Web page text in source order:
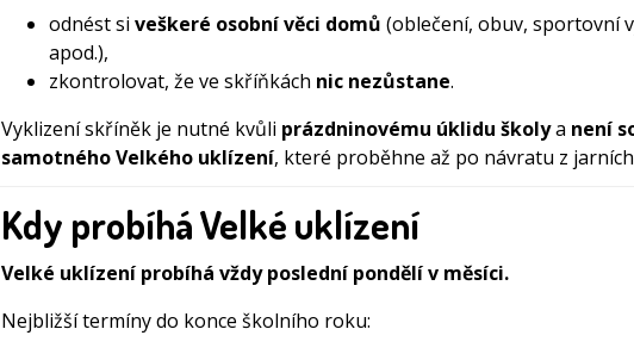
odnést si veškeré osobní věci domů (oblečení, obuv, sportovní
apod.),
zkontrolovat, že ve skříňkách nic nezůstane.
Vyklizení skříněk je nutné kvůli prázdninovému úklidu školya není
samotného Velkého uklízení, které proběhne až po návratu z
Kdy probíhá Velké uklízení
Velké uklízení probíhá vždy poslední pondělí v měsíci.
Nejbližší termíny do konce školního roku: